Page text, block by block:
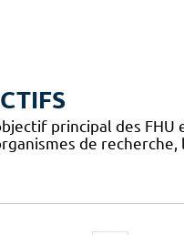
principal des
de